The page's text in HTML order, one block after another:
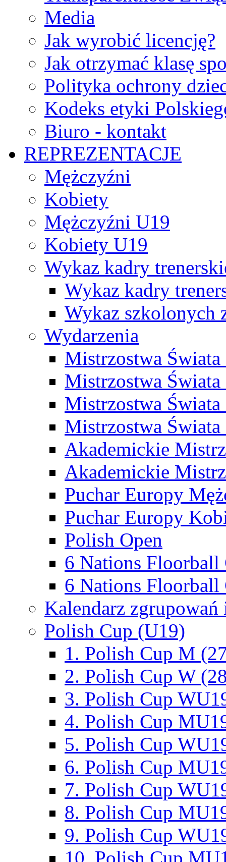
Media
Jak wyrobić licencję?
Jak otrzymać klasę
Polityka ochrony
Kodeks etyki
Biuro - kontakt
REPREZENTACJE
Mężczyźni
Kobiety
Mężczyźni U19
Kobiety U19
Wykaz kadry
Wykaz kadry
Wykaz szkolonych
Wydarzenia
Mistrzostwa
Mistrzostwa
Mistrzostwa
Mistrzostwa
Akademickie
Akademickie
Puchar Europy
Puchar Europy
Polish Open
6 Nations Floorball
6 Nations Floorball
Kalendarz
Polish Cup (U19)
1. Polish Cup M
2. Polish Cup W
3. Polish Cup
4. Polish Cup
5. Polish Cup
6. Polish Cup
7. Polish Cup
8. Polish Cup
9. Polish Cup
10. Polish Cup